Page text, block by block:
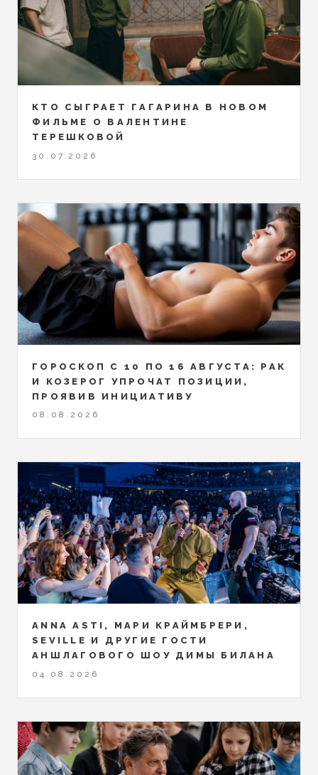
КТО СЫГРАЕТ ГАГАРИНА В НОВОМ
ФИЛЬМЕ О ВАЛЕНТИНЕ
ТЕРЕШКОВОЙ
30.07.2026
ГОРОСКОП С 10 ПО 16 АВГУСТА: РАК
И КОЗЕРОГ УПРОЧАТ ПОЗИЦИИ,
ПРОЯВИВ ИНИЦИАТИВУ
08.08.2026
ANNA ASTI, МАРИ КРАЙМБРЕРИ,
SEVILLE И ДРУГИЕ ГОСТИ
АНШЛАГОВОГО ШОУ ДИМЫ БИЛАНА
04.08.2026